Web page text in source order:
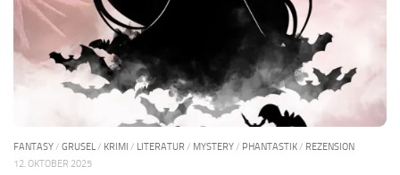
FANTASY/ GRUSEL/ KRIMI / LITERATUR / MYSTERY/ PHANTASTIK/ REZENSION
12. OKTOBER 2025